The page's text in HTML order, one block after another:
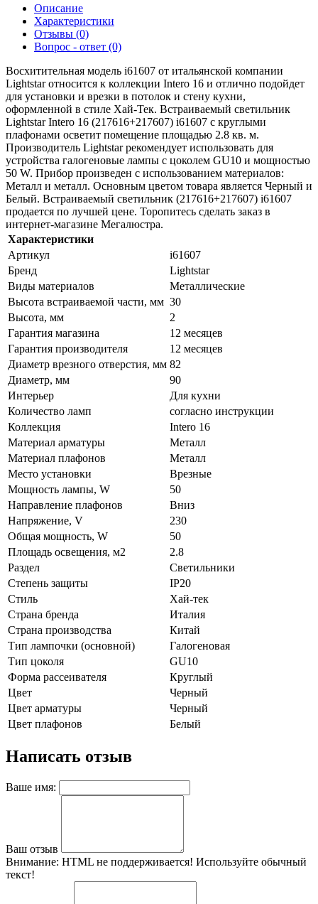
Описание
Характеристики
Отзывы (0)
Вопрос - ответ (0)
Восхитительная модель i61607 от итальянской компании
Lightstar относится к коллекции Intero 16 и отлично подойдет
для установки и врезки в потолок и стену кухни,
оформленной в стиле Хай-Тек. Встраиваемый светильник
Lightstar Intero 16 (217616+217607) i61607 с круглыми
плафонами осветит помещение площадью 2.8 кв. м.
Производитель Lightstar рекомендует использовать для
устройства галогеновые лампы с цоколем GU10 и мощностью
50 W. Прибор произведен с использованием материалов:
Металл и металл. Основным цветом товара является Черный и
Белый. Встраиваемый светильник (217616+217607) i61607
продается по лучшей цене. Торопитесь сделать заказ в
интернет-магазине Мегалюстра.
Характеристики
Артикул
i61607
Бренд
Lightstar
Виды материалов
Металлические
Высота встраиваемой части, мм 30
Высота, мм
2
Гарантия магазина
12 месяцев
Гарантия производителя
12 месяцев
Диаметр врезного отверстия, мм 82
Диаметр, мм
90
Интерьер
Для кухни
Количество ламп
согласно инструкции
Коллекция
Intero 16
Материал арматуры
Металл
Материал плафонов
Металл
Место установки
Врезные
Мощность лампы, W
50
Направление плафонов
Вниз
Напряжение, V
230
Общая мощность, W
50
Площадь освещения, м2
2.8
Раздел
Светильники
Степень защиты
IP20
Стиль
Хай-тек
Страна бренда
Италия
Страна производства
Китай
Тип лампочки (основной)
Галогеновая
Тип цоколя
GU10
Форма рассеивателя
Круглый
Цвет
Черный
Цвет арматуры
Черный
Цвет плафонов
Белый
Написать отзыв
Ваше имя:
Ваш отзыв
Внимание: HTML не поддерживается! Используйте обычный
текст!